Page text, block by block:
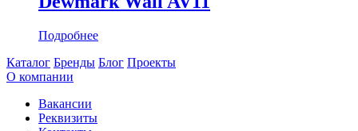
Подробнее
Каталог Бренды Блог Проекты
О компании
Вакансии
Реквизиты